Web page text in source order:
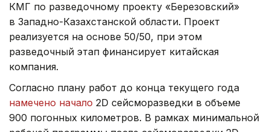
КМГ по разведочному проекту «Березовский»
в Западно-Казахстанской области. Проект
реализуется на основе 50/50, при этом
разведочный этап финансирует китайская
компания.
Согласно плану работ до конца текущего года
намечено начало 2D сейсморазведки в объеме
900 погонных километров. В рамках минимальной